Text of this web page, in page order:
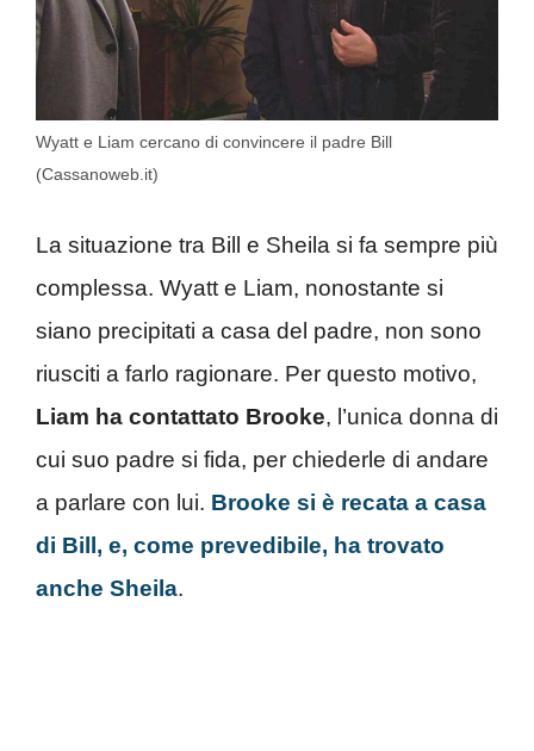
Wyatt e Liam cercano di convincere il padre Bill
(Cassanoweb.it)
La situazione tra Bill e Sheila si fa sempre più
complessa. Wyatt e Liam, nonostante si
siano precipitati a casa del padre, non sono
riusciti a farlo ragionare. Per questo motivo,
Liam ha contattato Brooke, l’unica donna di
cui suo padre si fida, per chiederle di andare
a parlare con lui. Brooke si è recata a casa
di Bill, e, come prevedibile, ha trovato
anche Sheila.